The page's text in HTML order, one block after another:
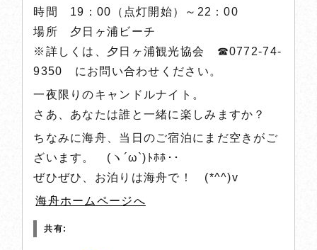
時間 19：00（点灯開始）～22：00
場所 夕日ヶ浦ビーチ
※詳しくは、夕日ヶ浦観光協会 ☎0772-74-
9350 にお問い合わせください。
一夜限りのキャンドルナイト。
さあ、あなたは誰と一緒に楽しみますか？
ちなみに海舟、当日のご宿泊にまだ空きがご
ざいます。 (ヽ´ω`)ﾄﾎﾎ･･
ぜひぜひ、お泊りは海舟で！ (*^^)v
海舟ホームページへ
共有: